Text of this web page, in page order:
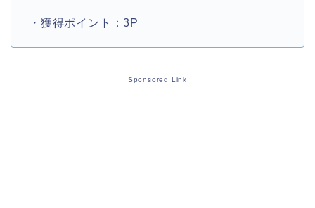
・獲得ポイント：3P
Sponsored Link